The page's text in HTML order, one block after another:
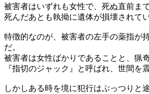
被害者はいずれも女性で、死ぬ直前ま
死んだあとも執拗に遺体が損壊されてい
特徴的なのが、被害者の左手の薬指が
だ。
被害者は女性ばかりであることと、猟
『指切のジャック』と呼ばれ、世間を
しかしある時を境に犯行はぷっつりと途